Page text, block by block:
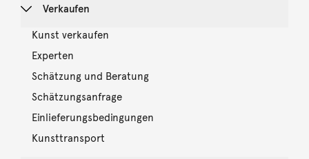
Verkaufen
Kunst verkaufen
Experten
Schätzung und Beratung
Schätzungsanfrage
Einlieferungsbedingungen
Kunsttransport